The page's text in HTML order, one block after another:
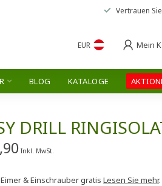
Vertrauen
EUR Mein
BLOG KATALOGE
DRILL
Inkl. MwSt.
Eimer & Einschrauber gratisLesen Sie mehr.